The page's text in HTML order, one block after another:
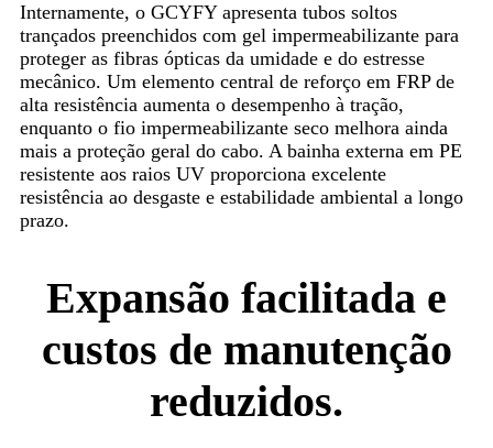
Internamente, o GCYFY apresenta tubos soltos
trançados preenchidos com gel impermeabilizante para
proteger as fibras ópticas da umidade e do estresse
mecânico. Um elemento central de reforço em FRP de
alta resistência aumenta o desempenho à tração,
enquanto o fio impermeabilizante seco melhora ainda
mais a proteção geral do cabo. A bainha externa em PE
resistente aos raios UV proporciona excelente
resistência ao desgaste e estabilidade ambiental a longo
prazo.
Expansão facilitada e
custos de manutenção
reduzidos.